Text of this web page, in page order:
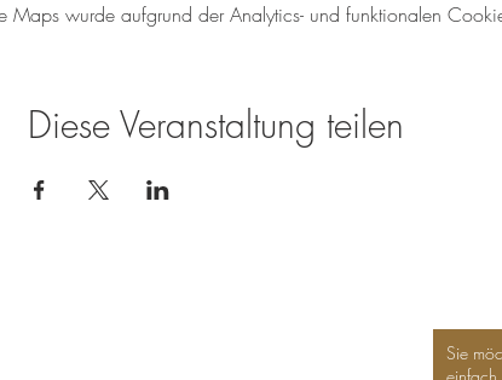
Maps wurde aufgrund der Analytics- und funktionalen
Diese Veranstaltung teilen
Sie